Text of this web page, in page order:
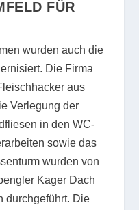
FÜR
wurden auch die
Die Firma
aus
Verlegung der
in den WC-
sowie das
wurden von
Kager Dach
durchgeführt. Die